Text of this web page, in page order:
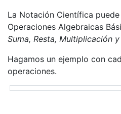
La Notación Científica
Operaciones Algebraicas
Suma, Resta, Multiplicación
Hagamos un ejemplo con
operaciones.